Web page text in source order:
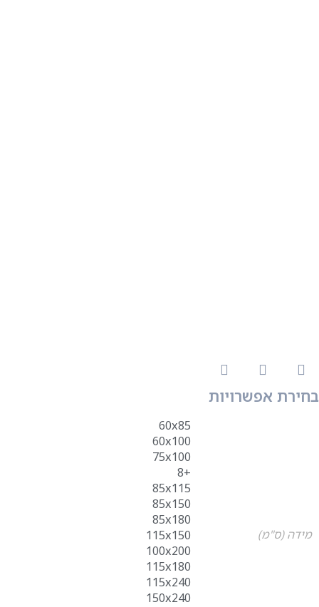
בחירת אפשרויות
מידה (ס"מ)
60x85
60x100
75x100
+8
85x115
85x150
85x180
115x150
100x200
115x180
115x240
150x240